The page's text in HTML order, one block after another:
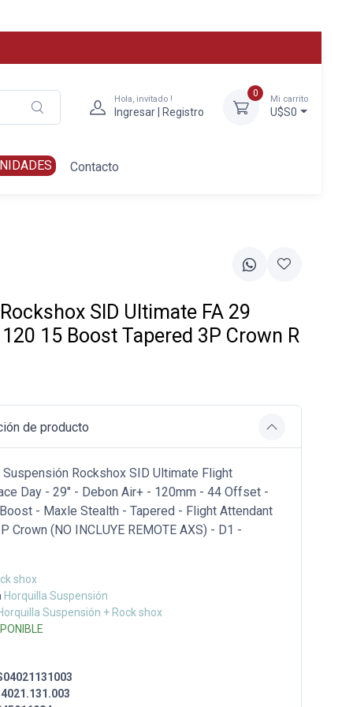
Hola, invitado !
Ingresar | Registro
0
Mi carrito
U$S0
Contacto
SID Ultimate FA 29
15 Boost Tapered 3P Crown R
de producto
Rockshox SID Ultimate Flight
Day - 29" - Debon Air+ - 120mm - 44 Offset -
- Maxle Stealth - Tapered - Flight Attendant
Crown (NO INCLUYE REMOTE AXS) - D1 -
shox
Horquilla Suspensión
Suspensión + Rock shox